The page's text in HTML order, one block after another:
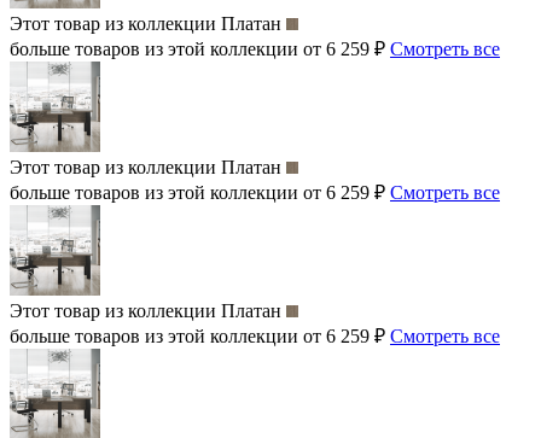
Этот товар из коллекции Платан
больше товаров из этой коллекции от 6 259 ₽ Смотреть все
Этот товар из коллекции Платан
больше товаров из этой коллекции от 6 259 ₽ Смотреть все
Этот товар из коллекции Платан
больше товаров из этой коллекции от 6 259 ₽ Смотреть все